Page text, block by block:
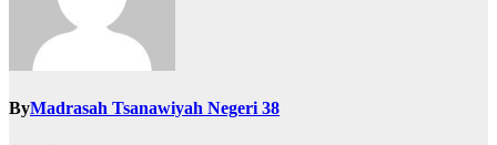
ByMadrasah Tsanawiyah Negeri 38